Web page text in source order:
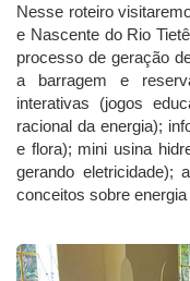
Nesse roteiro
e Nascente do Rio
processo de geração
a barragem e
interativas (jogos
racional da energia);
e flora); mini usina
gerando eletricidade);
conceitos sobre